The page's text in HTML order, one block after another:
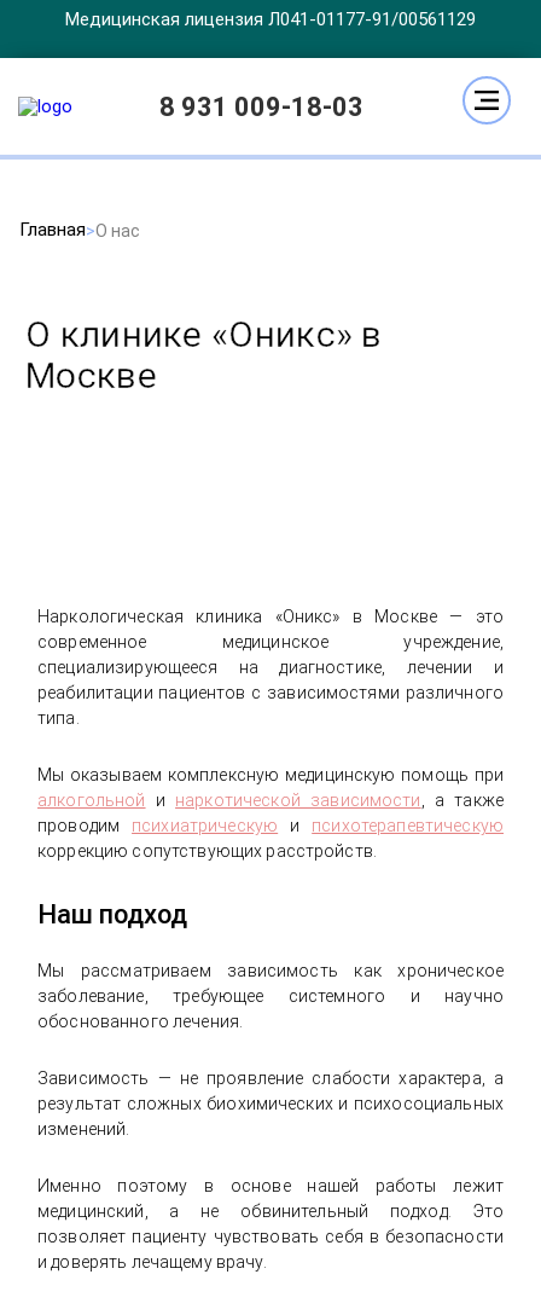
Медицинская лицензия Л041-01177-91/00561129
8 931 009-18-03
Главная О нас
О клинике «Оникс» в
Москве
Наркологическая клиника «Оникс» в Москве — это
современное медицинское учреждение,
специализирующееся на диагностике, лечении и
реабилитации пациентов с зависимостями различного
типа.
Мы оказываем комплексную медицинскую помощь при
алкогольной и наркотической зависимости
, а также
проводим психиатрическую и психотерапевтическую
коррекцию сопутствующих расстройств.
Наш подход
Мы рассматриваем зависимость как хроническое
заболевание, требующее системного и научно
обоснованного лечения.
Зависимость — не проявление слабости характера, а
результат сложных биохимических и психосоциальных
изменений.
Именно поэтому в основе нашей работы лежит
медицинский, а не обвинительный подход. Это
позволяет пациенту чувствовать себя в безопасности
и доверять лечащему врачу.